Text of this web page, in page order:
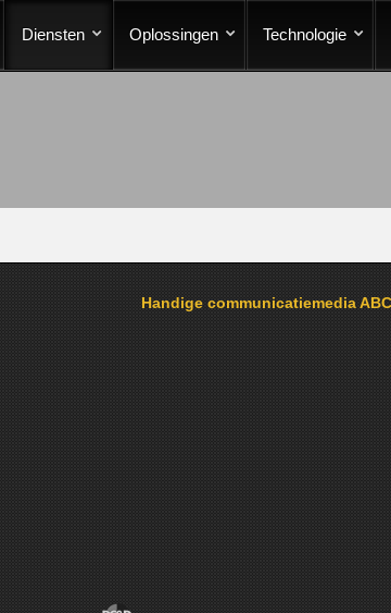
Diensten Oplossingen Technologie
Handige communicatiemedia ABC